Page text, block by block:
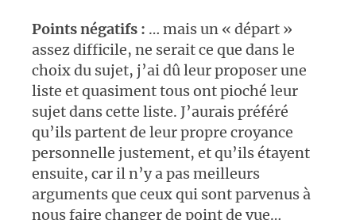
Points négatifs : … mais un « départ »
assez difficile, ne serait ce que dans le
choix du sujet, j’ai dû leur proposer une
liste et quasiment tous ont pioché leur
sujet dans cette liste. J’aurais préféré
qu’ils partent de leur propre croyance
personnelle justement, et qu’ils étayent
ensuite, car il n’y a pas meilleurs
arguments que ceux qui sont parvenus à
nous faire changer de point de vue…